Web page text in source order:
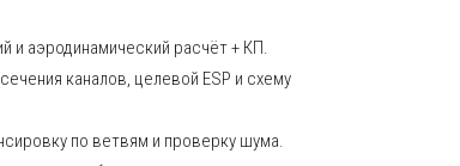
и аэродинамический расчёт + КП.
каналов, целевой ESP и схему
по ветвям и проверку шума.